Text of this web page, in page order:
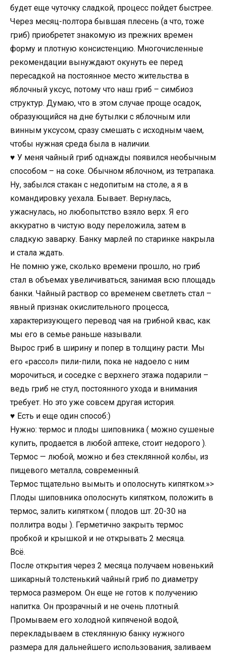
будет еще чуточку сладкой, процесс пойдет быстрее.
Через месяц-полтора бывшая плесень (а что, тоже
гриб) приобретет знакомую из прежних времен
форму и плотную консистенцию. Многочисленные
рекомендации вынуждают окунуть ее перед
пересадкой на постоянное место жительства в
яблочный уксус, потому что наш гриб – симбиоз
структур. Думаю, что в этом случае проще осадок,
образующийся на дне бутылки с яблочным или
винным уксусом, сразу смешать с исходным чаем,
чтобы нужная среда была в наличии.
♥ У меня чайный гриб однажды появился необычным
способом – на соке. Обычном яблочном, из тетрапака.
Ну, забылся стакан с недопитым на столе, а я в
командировку уехала. Бывает. Вернулась,
ужаснулась, но любопытство взяло верх. Я его
аккуратно в чистую воду переложила, затем в
сладкую заварку. Банку марлей по старинке накрыла
и стала ждать.
Не помню уже, сколько времени прошло, но гриб
стал в объемах увеличиваться, занимая всю площадь
банки. Чайный раствор со временем светлеть стал –
явный признак окислительного процесса,
характеризующего перевод чая на грибной квас, как
мы его в семье раньше называли.
Вырос гриб в ширину и попер в толщину расти. Мы
его «рассол» пили-пили, пока не надоело с ним
морочиться, и соседке с верхнего этажа подарили –
ведь гриб не стул, постоянного ухода и внимания
требует. Но это уже совсем другая история.
♥ Есть и еще один способ:)
Нужно: термос и плоды шиповника ( можно сушеные
купить, продается в любой аптеке, стоит недорого ).
Термос — любой, можно и без стеклянной колбы, из
пищевого металла, современный.
Термос тщательно вымыть и ополоснуть кипятком.»>
Плоды шиповника ополоснуть кипятком, положить в
термос, залить кипятком ( плодов шт. 20-30 на
поллитра воды ). Герметично закрыть термос
пробкой и крышкой и не открывать 2 месяца.
Всё.
После открытия через 2 месяца получаем новенький
шикарный толстенький чайный гриб по диаметру
термоса размером. Он еще не готов к получению
напитка. Он прозрачный и не очень плотный.
Промываем его холодной кипяченой водой,
перекладываем в стеклянную банку нужного
размера для дальнейшего использования, заливаем